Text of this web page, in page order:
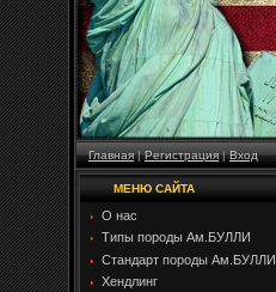
Главная|Регистрация|Вход
МЕНЮ САЙТА
О нас
Типы породы Ам.БУЛЛИ
Стандарт породы Ам.БУЛЛИ
Хендлинг